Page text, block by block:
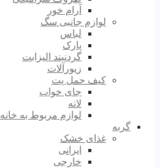
آرام خور
لوازم جانبی سگ
لباس
پارک
گردنبند الیزابت
زیورآلات
کیف حمل پت
جای خواب
لانه
لوازم مربوط به خانه
گربه
غذای خشک
ایرانی
خارجی